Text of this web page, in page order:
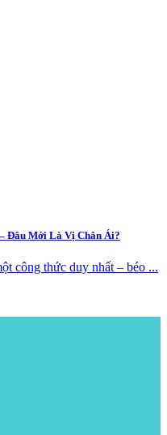
Đâu Mới Là Vị Chân Ái?
công thức duy nhất – béo ...